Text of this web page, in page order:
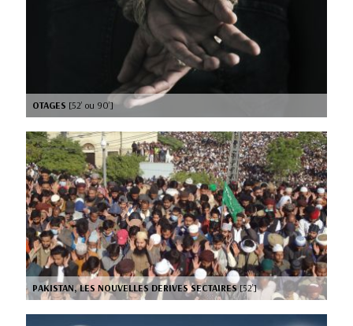
OTAGES [52’ ou 90’]
PAKISTAN, LES NOUVELLES DERIVES SECTAIRES[52’]